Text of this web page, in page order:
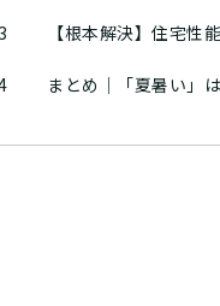
【根本解決】住宅性
まとめ｜「夏暑い」